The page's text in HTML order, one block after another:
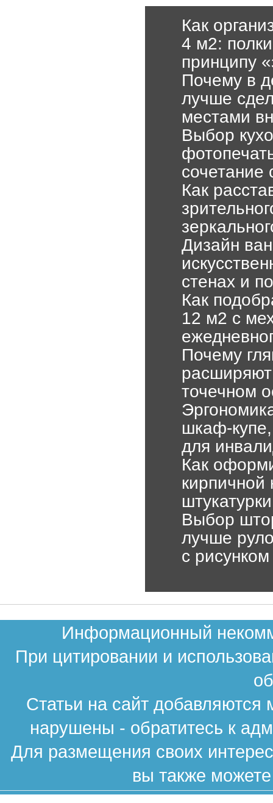
Как
4 м2:
принципу
Почему в
лучше
местами
Выбор
Как
Дизайн
стенах и
Как
12 м2 с
Почему
расширяют
точечном
шкаф-
для
Как
Выбор
лучше
с рисунком
Информационный
При цитировании и
Статьи на сайт
нарушены - обратитесь к
Для размещения своих
вы также